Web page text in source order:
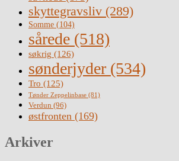
skyttegravsliv (289)
Somme (104)
sårede (518)
søkrig (126)
sønderjyder (534)
Tro (125)
Tønder Zeppelinbase (81)
Verdun (96)
østfronten (169)
Arkiver